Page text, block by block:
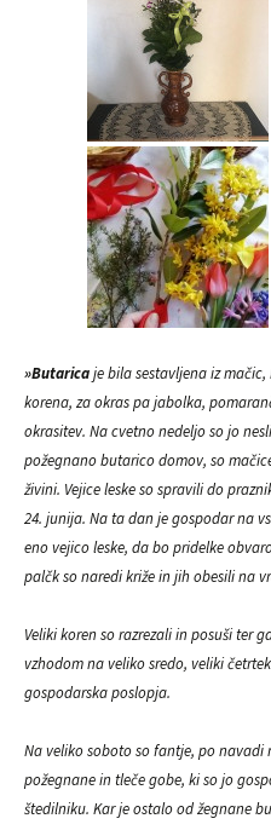
»Butaricaje bila sestavljena iz
korena, za okras pa jabolka,
okrasitev. Na cvetno nedeljo so jo
požegnano butarico domov, so
živini. Vejice leske so spravili do
24. junija. Na ta dan je gospodar na
eno vejico leske, da bo pridelke
palčk so naredi križe in jih obesili na
Veliki koren so razrezali in posuši ter
vzhodom na veliko sredo, veliki
gospodarska poslopja.
Na veliko soboto so fantje, po navadi
požegnane in tleče gobe, ki so jo
štedilniku. Kar je ostalo od žegnane